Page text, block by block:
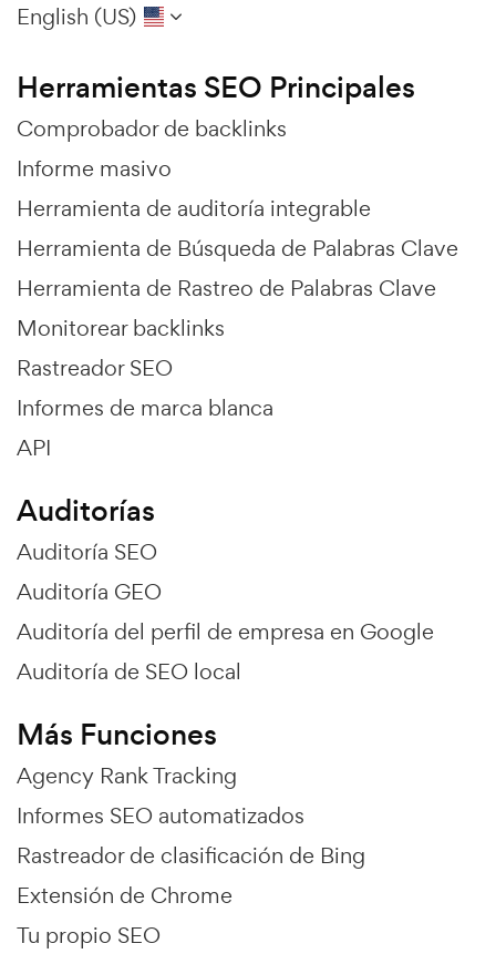
English (US)
Herramientas SEO Principales
Comprobador de backlinks
Informe masivo
Herramienta de auditoría integrable
Herramienta de Búsqueda de Palabras Clave
Herramienta de Rastreo de Palabras Clave
Monitorear backlinks
Rastreador SEO
Informes de marca blanca
API
Auditorías
Auditoría SEO
Auditoría GEO
Auditoría del perfil de empresa en Google
Auditoría de SEO local
Más Funciones
Agency Rank Tracking
Informes SEO automatizados
Rastreador de clasificación de Bing
Extensión de Chrome
Tu propio SEO